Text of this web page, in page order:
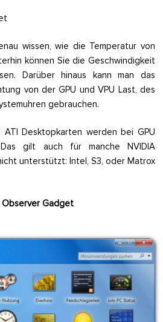
wissen, wie die Temperatur von
können Sie die Geschwindigkeit
Darüber hinaus kann man das
von der GPU und VPU Last, des
gebrauchen.
ATI Desktopkarten werden bei GPU
gilt auch für manche NVIDIA
unterstützt: Intel, S3, oder Matrox
Observer Gadget